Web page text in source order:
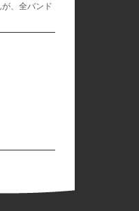
、全バンド